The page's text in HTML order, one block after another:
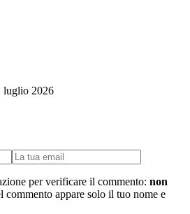
luglio 2026
per verificare il commento: non
commento appare solo il tuo nome e